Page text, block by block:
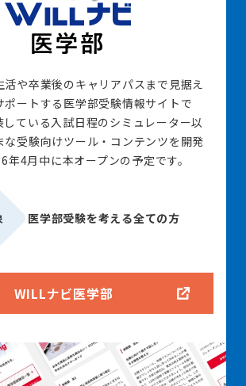
活や卒業後のキャリアパスまで見据え
ポートする医学部受験情報サイトで
ている入試日程のシミュレーター以
な受験向けツール・コンテンツを開発
年4月中に本オープンの予定です。
医学部受験を考える全ての方
WILLナビ医学部